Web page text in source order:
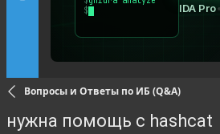
Вопросы и Ответы по ИБ (Q&A)
нужна помощь с hashcat